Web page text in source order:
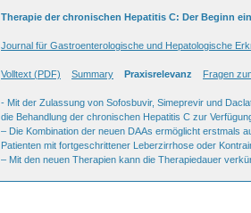
Therapie der chronischen Hepatitis C: Der Beginn
Journal für Gastroenterologische und Hepatologische
Volltext (PDF) Summary Praxisrelevanz Fragen
- Mit der Zulassung von Sofosbuvir, Simeprevir und
die Behandlung der chronischen Hepatitis C zur
– Die Kombination der neuen DAAs ermöglicht erstmals
Patienten mit fortgeschrittener Leberzirrhose oder
– Mit den neuen Therapien kann die Therapiedauer